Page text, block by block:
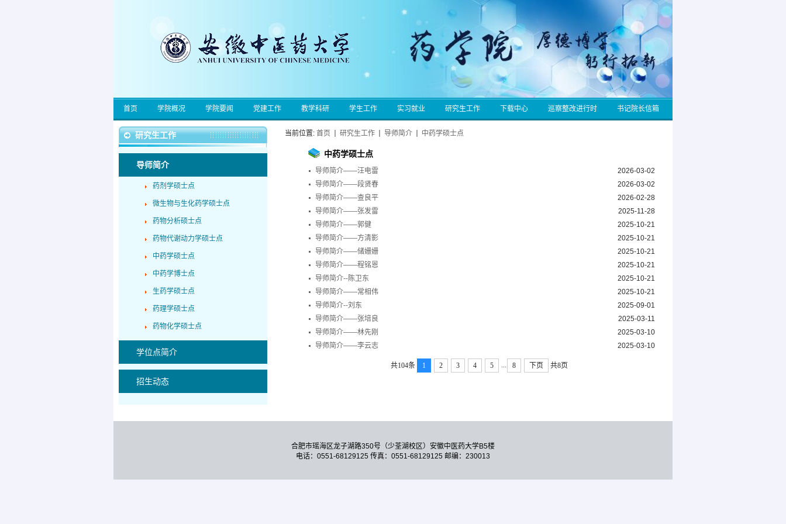
首页 学院概况 学院要闻 党建工作 教学科研 学生工作 实习就业 研究生工作 下载中心 巡察整改进行时 书记院长信箱
研究生工作
导师简介
药剂学硕士点
微生物与生化药学硕士点
药物分析硕士点
药物代谢动力学硕士点
中药学硕士点
中药学博士点
生药学硕士点
药理学硕士点
药物化学硕士点
学位点简介
招生动态
当前位置: 首页 研究生工作 导师简介 中药学硕士点
中药学硕士点
导师简介——汪电雷
2026-03-02
导师简介——段贤春
2026-03-02
导师简介——查良平
2026-02-28
导师简介——张发雷
2025-11-28
导师简介——郭健
2025-10-21
导师简介——方清影
2025-10-21
导师简介——储姗姗
2025-10-21
导师简介——程铭恩
2025-10-21
导师简介--陈卫东
2025-10-21
导师简介——常相伟
2025-10-21
导师简介--刘东
2025-09-01
导师简介——张培良
2025-03-11
导师简介——林先刚
2025-03-10
导师简介——李云志
2025-03-10
共104条 1 2 3 4 5 8 下页 共8页
合肥市瑶海区龙子湖路350号（少荃湖校区）安徽中医药大学B5楼
电话：0551-68129125 传真：0551-68129125 邮编：230013